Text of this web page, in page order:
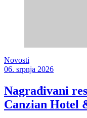
Novosti
06. srpnja 2026
Nagrađivani
Canzian Hotel